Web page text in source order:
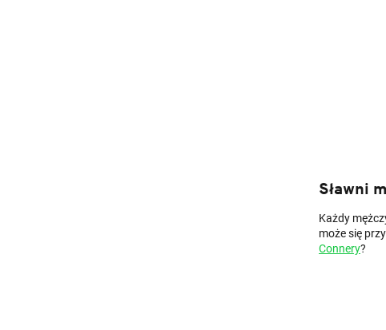
Sławni
Każdy
może się
Connery?